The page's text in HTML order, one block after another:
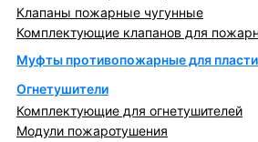
Клапаны пожарные чугунные
Комплектующие клапанов для
Муфты противопожарные для
Огнетушители
Комплектующие для огнетушителей
Модули пожаротушения